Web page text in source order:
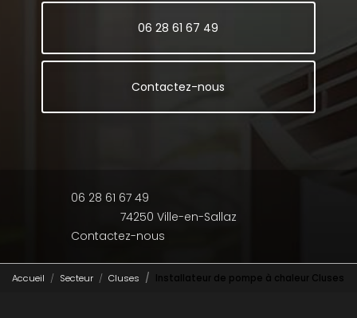
06 28 61 67 49
Contactez-nous
06 28 61 67 49
74250 Ville-en-Sallaz
Contactez-nous
Voir le certificat
Accueil Secteur Cluses Installateur de pompe à chaleur Cluses